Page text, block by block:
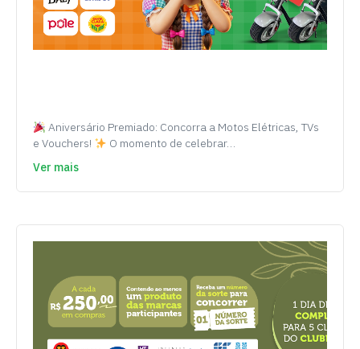
Aniversário Premiado: Concorra a Motos Elétricas, TVs
e Vouchers!
O momento de celebrar…
Ver mais